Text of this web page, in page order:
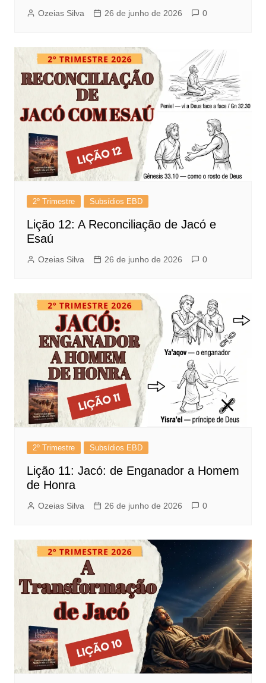
Ozeias Silva 26 de junho de 2026 0
2º Trimestre Subsídios EBD
Lição 12: A Reconciliação de Jacó e
Esaú
Ozeias Silva 26 de junho de 2026 0
2º Trimestre Subsídios EBD
Lição 11: Jacó: de Enganador a Homem
de Honra
Ozeias Silva 26 de junho de 2026 0